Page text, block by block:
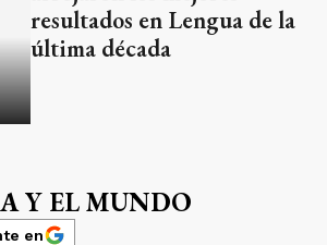
resultados en Lengua de la
última década
Y EL MUNDO
en